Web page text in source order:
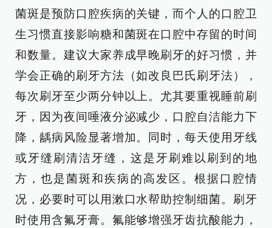
菌斑是预防口腔疾病的关键，而个人的口腔卫
生习惯直接影响糖和菌斑在口腔中存留的时间
和数量。建议大家养成早晚刷牙的好习惯，并
学会正确的刷牙方法（如改良巴氏刷牙法），
每次刷牙至少两分钟以上。尤其要重视睡前刷
牙，因为夜间唾液分泌减少，口腔自洁能力下
降，龋病风险显著增加。同时，每天使用牙线
或牙缝刷清洁牙缝，这是牙刷难以刷到的地
方，也是菌斑和疾病的高发区。根据口腔情
况，必要时可以用漱口水帮助控制细菌。刷牙
时使用含氟牙膏。氟能够增强牙齿抗酸能力，